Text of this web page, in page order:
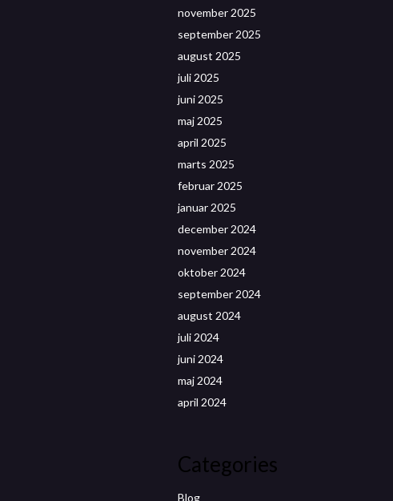
november 2025
september 2025
august 2025
juli 2025
juni 2025
maj 2025
april 2025
marts 2025
februar 2025
januar 2025
december 2024
november 2024
oktober 2024
september 2024
august 2024
juli 2024
juni 2024
maj 2024
april 2024
Categories
Blog